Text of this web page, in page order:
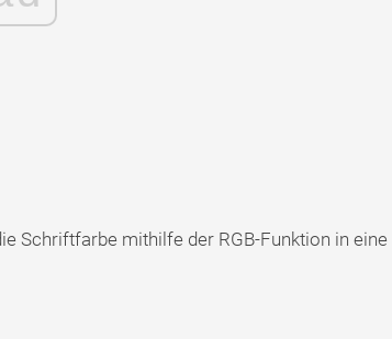
Schriftfarbe mithilfe der RGB-Funktion in eine